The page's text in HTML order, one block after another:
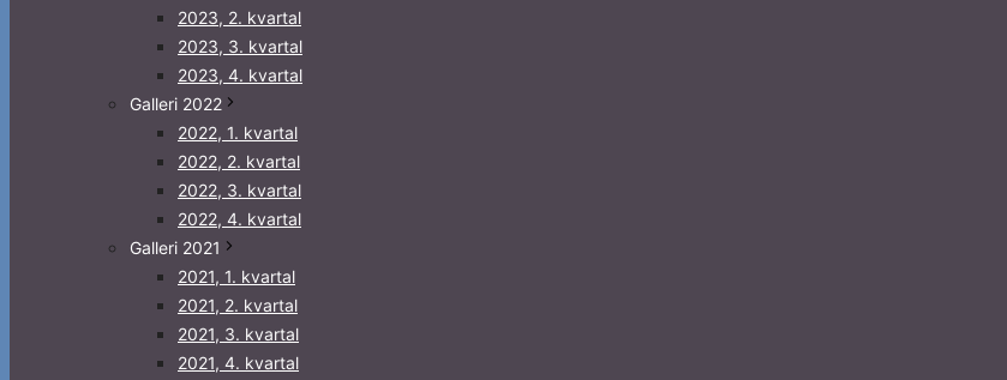
2023, 2. kvartal
2023, 3. kvartal
2023, 4. kvartal
Galleri 2022
2022, 1. kvartal
2022, 2. kvartal
2022, 3. kvartal
2022, 4. kvartal
Galleri 2021
2021, 1. kvartal
2021, 2. kvartal
2021, 3. kvartal
2021, 4. kvartal